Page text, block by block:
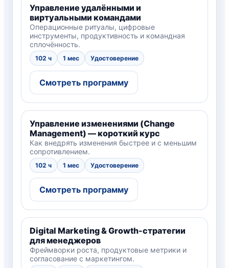
Управление удалёнными и
виртуальными командами
Операционные ритуалы, цифровые
инструменты, продуктивность и командная
сплочённость.
102 ч 1 мес Удостоверение
Смотреть программу
Управление изменениями (Change
Management) — короткий курс
Как внедрять изменения быстрее и с меньшим
сопротивлением.
102 ч 1 мес Удостоверение
Смотреть программу
Digital Marketing & Growth-стратегии
для менеджеров
Фреймворки роста, продуктовые метрики и
согласование с маркетингом.